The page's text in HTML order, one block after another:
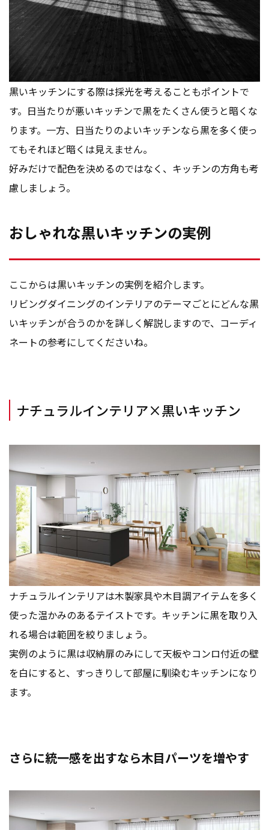
黒いキッチンにする際は採光を考えることもポイントで
す。日当たりが悪いキッチンで黒をたくさん使うと暗くな
ります。一方、日当たりのよいキッチンなら黒を多く使っ
てもそれほど暗くは見えません。
好みだけで配色を決めるのではなく、キッチンの方角も考
慮しましょう。
おしゃれな黒いキッチンの実例
ここからは黒いキッチンの実例を紹介します。
リビングダイニングのインテリアのテーマごとにどんな黒
いキッチンが合うのかを詳しく解説しますので、コーディ
ネートの参考にしてくださいね。
ナチュラルインテリア×黒いキッチン
ナチュラルインテリアは木製家具や木目調アイテムを多く
使った温かみのあるテイストです。キッチンに黒を取り入
れる場合は範囲を絞りましょう。
実例のように黒は収納扉のみにして天板やコンロ付近の壁
を白にすると、すっきりして部屋に馴染むキッチンになり
ます。
さらに統一感を出すなら木目パーツを増やす